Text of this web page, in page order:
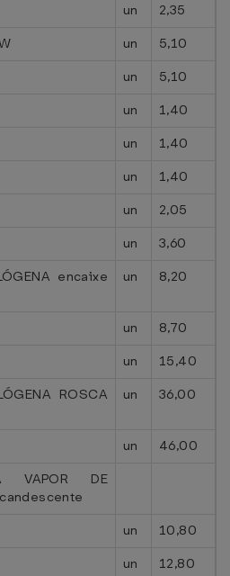
un
2,35
un
5,10
un
5,10
un
1,40
un
1,40
un
1,40
un
2,05
un
3,60
encaixe
un 8,20
un
8,70
un
15,40
ROSCA
un 36,00
un
46,00
VAPOR DE
un
10,80
un
12,80